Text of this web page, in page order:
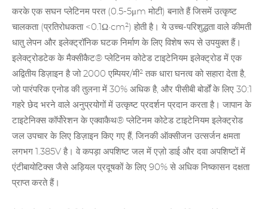
करके एक सघन प्लेटिनम परत (0.5-5μm मोटी) बनाते हैं जिसमें उत्कृष्ट
चालकता (प्रतिरोधकता <0.1Ω•cm²) होती है। ये उच्च-परिशुद्धता वाले कीमती
धातु लेपन और इलेक्ट्रॉनिक घटक निर्माण के लिए विशेष रूप से उपयुक्त हैं।
इलेक्ट्रोडटेक के मैक्सीकैट® प्लेटिनम कोटेड टाइटेनियम इलेक्ट्रोड में एक
अद्वितीय डिज़ाइन है जो 2000 एम्पियर/मी² तक धारा घनत्व को सहारा देता है,
जो पारंपरिक एनोड की तुलना में 30% अधिक है, और पीसीबी बोर्डों के लिए 30:1
गहरे छेद भरने वाले अनुप्रयोगों में उत्कृष्ट प्रदर्शन प्रदान करता है। जापान के
टाइटेनिक्स कॉर्पोरेशन के एक्वाकैथ® प्लेटिनम कोटेड टाइटेनियम इलेक्ट्रोड
जल उपचार के लिए डिज़ाइन किए गए हैं, जिनकी ऑक्सीजन उत्सर्जन क्षमता
लगभग 1.385V है। वे कपड़ा अपशिष्ट जल में एज़ो डाई और दवा अपशिष्टों में
एंटीबायोटिक्स जैसे अड़ियल प्रदूषकों के लिए 90% से अधिक निष्कासन दक्षता
प्राप्त करते हैं।